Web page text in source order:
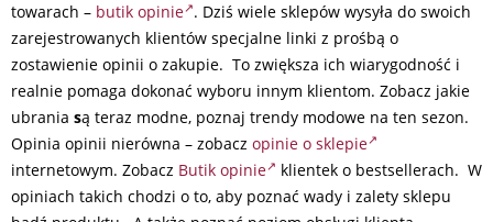
towarach – butik opinie . Dziś wiele sklepów wysyła do swoich
zarejestrowanych klientów specjalne linki z prośbą o
zostawienie opinii o zakupie. To zwiększa ich wiarygodność i
realnie pomaga dokonać wyboru innym klientom. Zobacz jakie
ubrania są teraz modne, poznaj trendy modowe na ten sezon.
Opinia opinii nierówna – zobacz opinie o sklepie
internetowym. Zobacz Butik opinie
klientek o bestsellerach. W
opiniach takich chodzi o to, aby poznać wady i zalety sklepu